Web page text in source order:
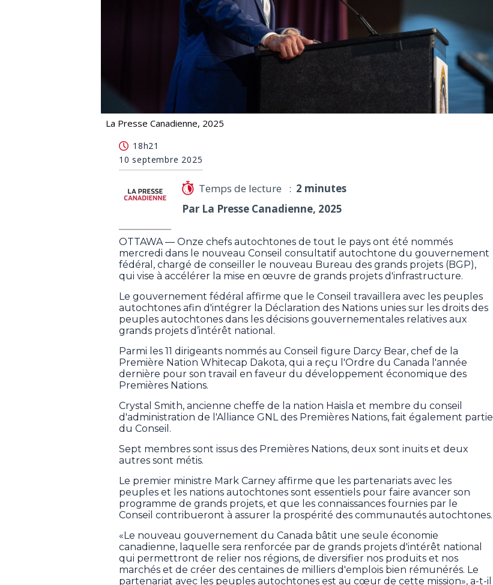
La Presse Canadienne, 2025
18h21
10 septembre 2025
Temps de lecture : 2 minutes
Par La Presse Canadienne, 2025
OTTAWA — Onze chefs autochtones de tout le pays ont été nommés
mercredi dans le nouveau Conseil consultatif autochtone du gouvernement
fédéral, chargé de conseiller le nouveau Bureau des grands projets (BGP),
qui vise à accélérer la mise en œuvre de grands projets d'infrastructure.
Le gouvernement fédéral affirme que le Conseil travaillera avec les peuples
autochtones afin d'intégrer la Déclaration des Nations unies sur les droits des
peuples autochtones dans les décisions gouvernementales relatives aux
grands projets d’intérêt national.
Parmi les 11 dirigeants nommés au Conseil figure Darcy Bear, chef de la
Première Nation Whitecap Dakota, qui a reçu l'Ordre du Canada l'année
dernière pour son travail en faveur du développement économique des
Premières Nations.
Crystal Smith, ancienne cheffe de la nation Haisla et membre du conseil
d'administration de l'Alliance GNL des Premières Nations, fait également partie
du Conseil.
Sept membres sont issus des Premières Nations, deux sont inuits et deux
autres sont métis.
Le premier ministre Mark Carney affirme que les partenariats avec les
peuples et les nations autochtones sont essentiels pour faire avancer son
programme de grands projets, et que les connaissances fournies par le
Conseil contribueront à assurer la prospérité des communautés autochtones.
«Le nouveau gouvernement du Canada bâtit une seule économie
canadienne, laquelle sera renforcée par de grands projets d'intérêt national
qui permettront de relier nos régions, de diversifier nos produits et nos
marchés et de créer des centaines de milliers d'emplois bien rémunérés. Le
partenariat avec les peuples autochtones est au cœur de cette mission», a-t-il